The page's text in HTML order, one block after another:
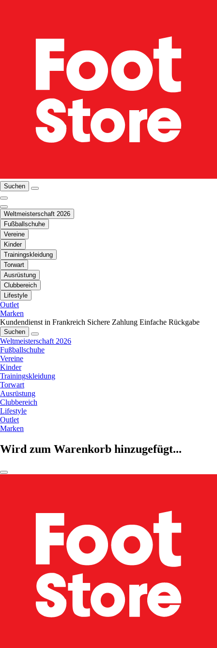
Suchen
Weltmeisterschaft 2026
Fußballschuhe
Vereine
Kinder
Trainingskleidung
Torwart
Ausrüstung
Clubbereich
Lifestyle
Outlet
Marken
Kundendienst in Frankreich Sichere Zahlung Einfache Rückgabe
Suchen
Weltmeisterschaft 2026
Fußballschuhe
Vereine
Kinder
Trainingskleidung
Torwart
Ausrüstung
Clubbereich
Lifestyle
Outlet
Marken
Wird zum Warenkorb hinzugefügt...